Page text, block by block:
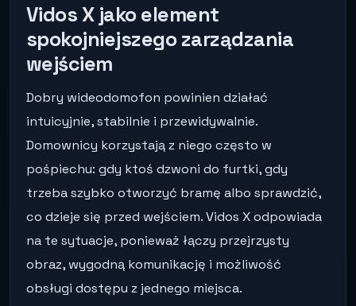
Vidos X jako element
spokojniejszego zarządzania
wejściem
Dobry wideodomofon powinien działać
intuicyjnie, stabilnie i przewidywalnie.
Domownicy korzystają z niego często w
pośpiechu: gdy ktoś dzwoni do furtki, gdy
trzeba szybko otworzyć bramę albo sprawdzić,
co dzieje się przed wejściem. Vidos X odpowiada
na te sytuacje, ponieważ łączy przejrzysty
obraz, wygodną komunikację i możliwość
obsługi dostępu z jednego miejsca.